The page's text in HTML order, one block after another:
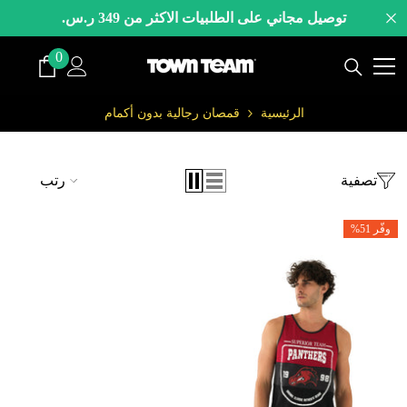
الانتقال إلى المحتوىتوصيل مجاني على الطلبيات الاكثر من 349 ر.س.
0
0
صنف
الرئيسية قمصان رجالية بدون أكمام
تصفية رتب
وفّر 51%